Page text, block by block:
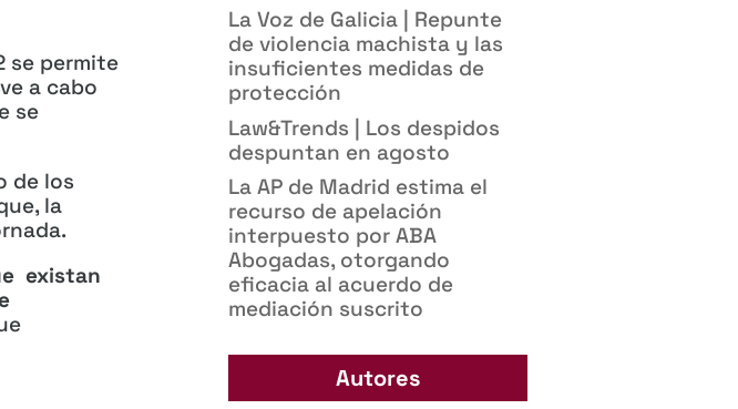
se permite
a cabo
se
de los
la
existan
La Voz de Galicia | Repunte
de violencia machista y las
insuficientes medidas de
protección
Law&Trends | Los despidos
despuntan en agosto
La AP de Madrid estima el
recurso de apelación
interpuesto por ABA
Abogadas, otorgando
eficacia al acuerdo de
mediación suscrito
Autores